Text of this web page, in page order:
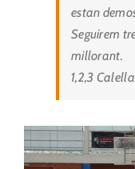
estan
Seguirem
millorant.
1,2,3